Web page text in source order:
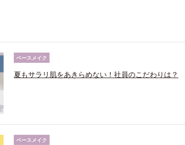
ベースメイク
夏もサラリ肌をあきらめない！社員のこだわりは？
ベースメイク